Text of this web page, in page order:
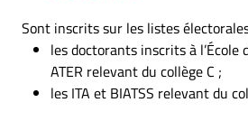
Sont inscrits sur les listes
les doctorants inscrits à l’École
ATER relevant du collège C ;
les ITA et BIATSS relevant du